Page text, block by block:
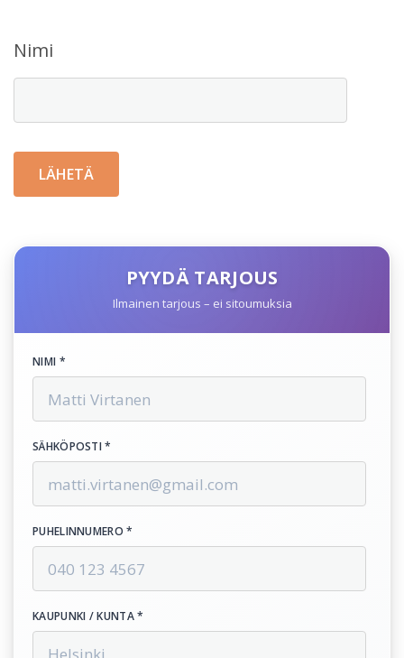
Nimi
PYYDÄ TARJOUS
Ilmainen tarjous – ei sitoumuksia
NIMI *
SÄHKÖPOSTI *
PUHELINNUMERO *
KAUPUNKI / KUNTA *